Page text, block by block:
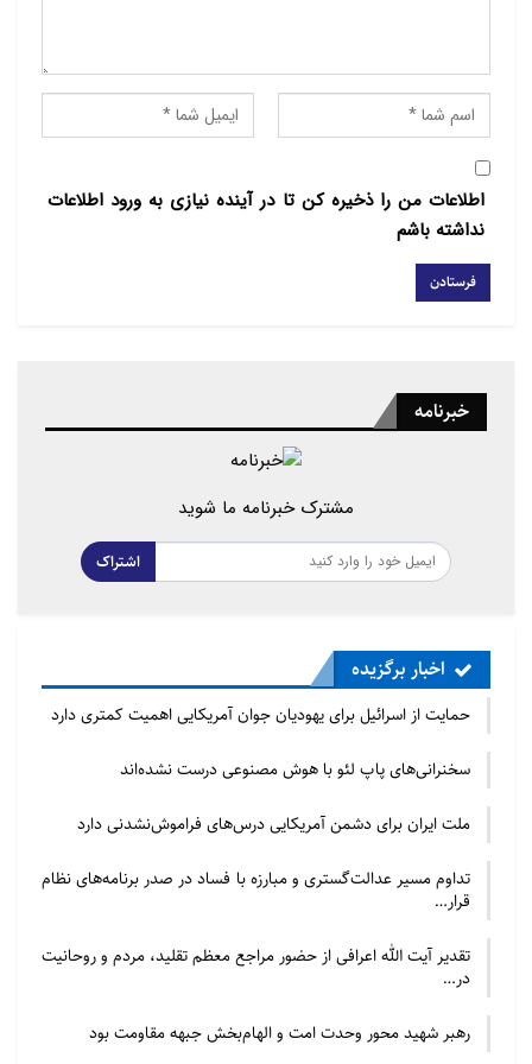
اطلاعات من را ذخیره کن تا در آینده نیازی به ورود اطلاعات
نداشته باشم
خبرنامه
مشترک خبرنامه ما شوید
اشتراک
اخبار برگزیده
حمایت از اسرائیل برای یهودیان جوان آمریکایی اهمیت کمتری دارد
سخنرانی‌های پاپ لئو با هوش مصنوعی درست نشده‌اند
ملت ایران برای دشمن آمریکایی درس‌های فراموش‌نشدنی دارد
تداوم مسیر عدالت‌گستری و مبارزه با فساد در صدر برنامه‌های نظام
قرار…
تقدیر آیت الله اعرافی از حضور مراجع معظم تقلید، مردم و روحانیت
در…
رهبر شهید محور وحدت امت و الهام‌بخش جبهه مقاومت بود